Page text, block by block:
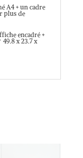
A4 + un cadre
plus de
encadré +
x 23.7 x